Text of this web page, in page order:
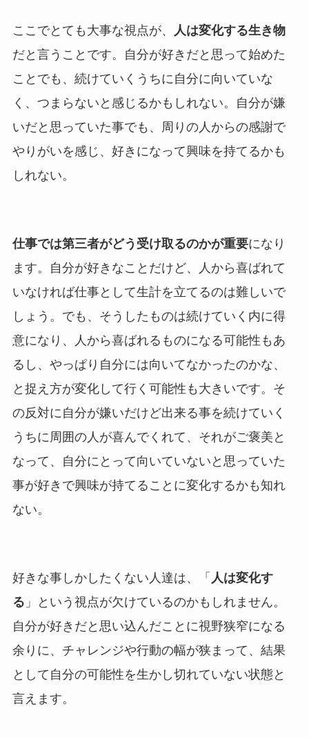
ここでとても大事な視点が、
人は変化する生き物
だと言うことです。自分が好きだと思って始めた
ことでも、続けていくうちに自分に向いていな
く、つまらないと感じるかもしれない。自分が嫌
いだと思っていた事でも、周りの人からの感謝で
やりがいを感じ、好きになって興味を持てるかも
しれない。
仕事では第三者がどう受け取るのかが重要になり
ます。自分が好きなことだけど、人から喜ばれて
いなければ仕事として生計を立てるのは難しいで
しょう。でも、そうしたものは続けていく内に得
意になり、人から喜ばれるものになる可能性もあ
るし、やっぱり自分には向いてなかったのかな、
と捉え方が変化して行く可能性も大きいです。そ
の反対に自分が嫌いだけど出来る事を続けていく
うちに周囲の人が喜んでくれて、それがご褒美と
なって、自分にとって向いていないと思っていた
事が好きで興味が持てることに変化するかも知れ
ない。
好きな事しかしたくない人達は、「 人は変化す
る 」という視点が欠けているのかもしれません。
自分が好きだと思い込んだことに視野狭窄になる
余りに、チャレンジや行動の幅が狭まって、結果
として自分の可能性を生かし切れていない状態と
言えます。